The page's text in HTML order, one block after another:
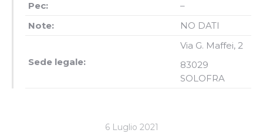
Pec:
–
Note:
NO DATI
Sede legale:
Via G. Maffei, 2
83029
SOLOFRA
6 Luglio 2021